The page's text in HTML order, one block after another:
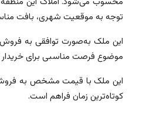
توجه به موقعیت شهری، بافت
این ملک به‌صورت توافقی به
موضوع فرصت مناسبی برای خریدار
این ملک با قیمت مشخص به فروش
کوتاه‌ترین زمان فراهم است.